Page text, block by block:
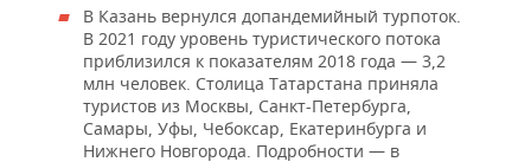
ТЕЛЕКОММУНИКАЦИИ
БИЗНЕС-БРАНЧИ
ONLINE-КОНФЕРЕНЦИИ
ОТКРЫТАЯ ЛЕКЦИЯ
ФУТБОЛ
ХОККЕЙ
БАСКЕТБОЛ
НОВОСТИ ОБЩЕСТВА
ВЛАСТЬ
ИНФРАСТРУКТУРА
ФОТОГАЛЕРЕЯ
СЮЖЕТЫ
СПРАВОЧНИК
В Казань вернулся допандемийный турпоток.
В 2021 году уровень туристического потока
приблизился к показателям 2018 года — 3,2
млн человек. Столица Татарстана приняла
туристов из Москвы, Санкт-Петербурга,
Самары, Уфы, Чебоксар, Екатеринбурга и
Нижнего Новгорода. Подробности — в